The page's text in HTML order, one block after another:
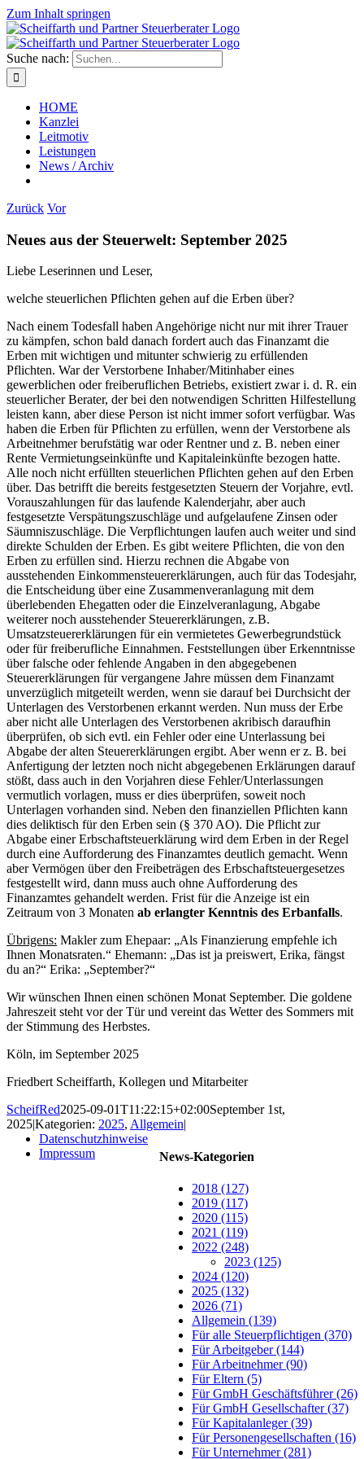
Zum Inhalt springen
Suche nach:
HOME
Kanzlei
Leitmotiv
Leistungen
News / Archiv
Zurück Vor
Neues aus der Steuerwelt: September 2025
Liebe Leserinnen und Leser,
welche steuerlichen Pflichten gehen auf die Erben über?
Nach einem Todesfall haben Angehörige nicht nur mit ihrer Trauer
zu kämpfen, schon bald danach fordert auch das Finanzamt die
Erben mit wichtigen und mitunter schwierig zu erfüllenden
Pflichten. War der Verstorbene Inhaber/Mitinhaber eines
gewerblichen oder freiberuflichen Betriebs, existiert zwar i. d. R. ein
steuerlicher Berater, der bei den notwendigen Schritten Hilfestellung
leisten kann, aber diese Person ist nicht immer sofort verfügbar. Was
haben die Erben für Pflichten zu erfüllen, wenn der Verstorbene als
Arbeitnehmer berufstätig war oder Rentner und z. B. neben einer
Rente Vermietungseinkünfte und Kapitaleinkünfte bezogen hatte.
Alle noch nicht erfüllten steuerlichen Pflichten gehen auf den Erben
über. Das betrifft die bereits festgesetzten Steuern der Vorjahre, evtl.
Vorauszahlungen für das laufende Kalenderjahr, aber auch
festgesetzte Verspätungszuschläge und aufgelaufene Zinsen oder
Säumniszuschläge. Die Verpflichtungen laufen auch weiter und sind
direkte Schulden der Erben. Es gibt weitere Pflichten, die von den
Erben zu erfüllen sind. Hierzu rechnen die Abgabe von
ausstehenden Einkommensteuererklärungen, auch für das Todesjahr,
die Entscheidung über eine Zusammenveranlagung mit dem
überlebenden Ehegatten oder die Einzelveranlagung, Abgabe
weiterer noch ausstehender Steuererklärungen, z.B.
Umsatzsteuererklärungen für ein vermietetes Gewerbegrundstück
oder für freiberufliche Einnahmen. Feststellungen über Erkenntnisse
über falsche oder fehlende Angaben in den abgegebenen
Steuererklärungen für vergangene Jahre müssen dem Finanzamt
unverzüglich mitgeteilt werden, wenn sie darauf bei Durchsicht der
Unterlagen des Verstorbenen erkannt werden. Nun muss der Erbe
aber nicht alle Unterlagen des Verstorbenen akribisch daraufhin
überprüfen, ob sich evtl. ein Fehler oder eine Unterlassung bei
Abgabe der alten Steuererklärungen ergibt. Aber wenn er z. B. bei
Anfertigung der letzten noch nicht abgegebenen Erklärungen darauf
stößt, dass auch in den Vorjahren diese Fehler/Unterlassungen
vermutlich vorlagen, muss er dies überprüfen, soweit noch
Unterlagen vorhanden sind. Neben den finanziellen Pflichten kann
dies deliktisch für den Erben sein (§ 370 AO). Die Pflicht zur
Abgabe einer Erbschaftsteuerklärung wird dem Erben in der Regel
durch eine Aufforderung des Finanzamtes deutlich gemacht. Wenn
aber Vermögen über den Freibeträgen des Erbschaftsteuergesetzes
festgestellt wird, dann muss auch ohne Aufforderung des
Finanzamtes gehandelt werden. Frist für die Anzeige ist ein
Zeitraum von 3 Monaten ab erlangter Kenntnis des Erbanfalls.
Übrigens: Makler zum Ehepaar: „Als Finanzierung empfehle ich
Ihnen Monatsraten.“ Ehemann: „Das ist ja preiswert, Erika, fängst
du an?“ Erika: „September?“
Wir wünschen Ihnen einen schönen Monat September. Die goldene
Jahreszeit steht vor der Tür und vereint das Wetter des Sommers mit
der Stimmung des Herbstes.
Köln, im September 2025
Friedbert Scheiffarth, Kollegen und Mitarbeiter
ScheifRed2025-09-01T11:22:15+02:00September 1st,
2025|Kategorien: 2025, Allgemein|
News-Kategorien
2018 (127)
2019 (117)
2020 (115)
2021 (119)
2022 (248)
2023 (125)
2024 (120)
2025 (132)
2026 (71)
Allgemein (139)
Für alle Steuerpflichtigen (370)
Für Arbeitgeber (144)
Für Arbeitnehmer (90)
Für Eltern (5)
Für GmbH Geschäftsführer (26)
Für GmbH Gesellschafter (37)
Für Kapitalanleger (39)
Für Personengesellschaften (16)
Für Unternehmer (281)
Datenschutzhinweise
Impressum